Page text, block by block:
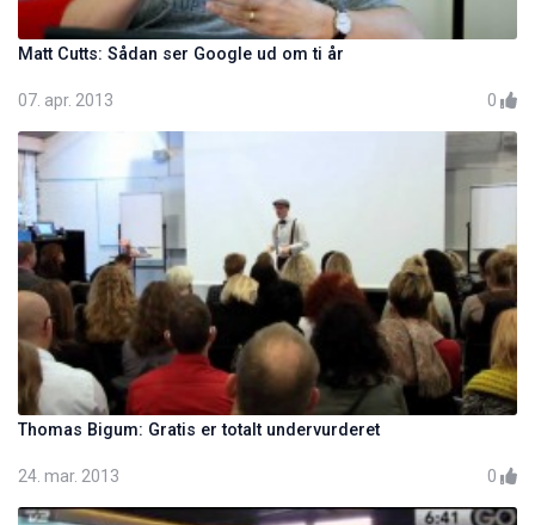
Matt Cutts: Sådan ser Google ud om ti år
07. apr. 2013 0
Thomas Bigum: Gratis er totalt undervurderet
24. mar. 2013 0